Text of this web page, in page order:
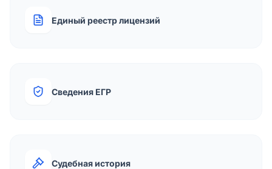
Единый реестр лицензий
Сведения ЕГР
Судебная история